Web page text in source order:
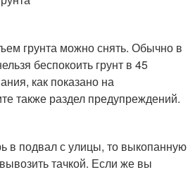
грунта можно снять. Обычно в
беспокоить грунт в 45
как показано на
также раздел предупреждений.
в подвал с улицы, то выкопанную
тачкой. Если же вы